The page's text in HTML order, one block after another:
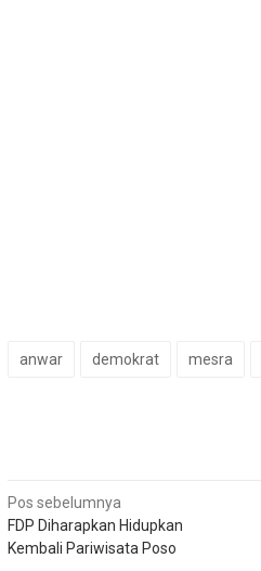
anwar demokrat mesra
Navigasi
pos
Pos sebelumnya
FDP Diharapkan Hidupkan
Kembali Pariwisata Poso